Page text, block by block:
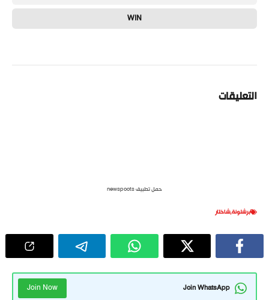
WIN
التعليقات
حمل تطبيق newspoots
برشلونة,شاختار
Join WhatsApp
Join Now